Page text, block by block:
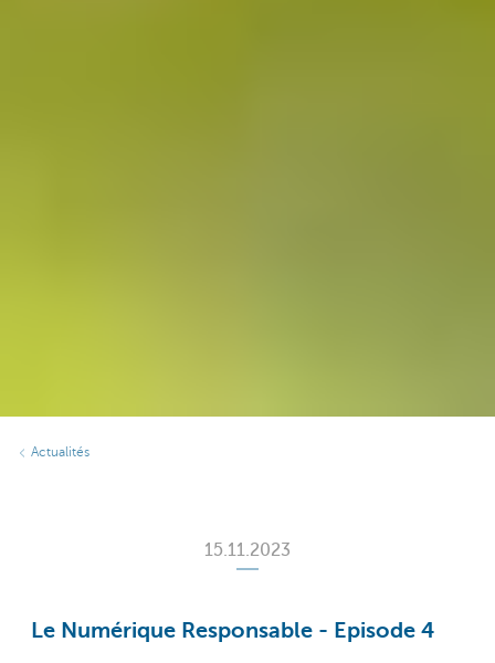
Actualités
15.11.2023
Le Numérique Responsable - Episode 4